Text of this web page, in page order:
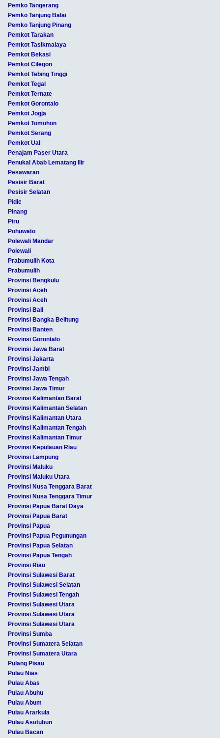
Pemko Tangerang
Pemko Tanjung Balai
Pemko Tanjung Pinang
Pemkot Tarakan
Pemkot Tasikmalaya
Pemkot Bekasi
Pemkot Cilegon
Pemkot Tebing Tinggi
Pemkot Tegal
Pemkot Ternate
Pemkot Gorontalo
Pemkot Jogja
Pemkot Tomohon
Pemkot Serang
Pemkot Ual
Penajam Paser Utara
Penukal Abab Lematang Ilir
Pesawaran
Pesisir Barat
Pesisir Selatan
Pidie
Pinang
Piru
Pohuwato
Polewali Mandar
Polewali
Prabumulih Kota
Prabumulih
Provinsi Bengkulu
Provinsi Aceh
Provinsi Aceh
Provinsi Bali
Provinsi Bangka Belitung
Provinsi Banten
Provinsi Gorontalo
Provinsi Jawa Barat
Provinsi Jakarta
Provinsi Jambi
Provinsi Jawa Tengah
Provinsi Jawa Timur
Provinsi Kalimantan Barat
Provinsi Kalimantan Selatan
Provinsi Kalimantan Utara
Provinsi Kalimantan Tengah
Provinsi Kalimantan Timur
Provinsi Kepulauan Riau
Provinsi Lampung
Provinsi Maluku
Provinsi Maluku Utara
Provinsi Nusa Tenggara Barat
Provinsi Nusa Tenggara Timur
Provinsi Papua Barat Daya
Provinsi Papua Barat
Provinsi Papua
Provinsi Papua Pegunungan
Provinsi Papua Selatan
Provinsi Papua Tengah
Provinsi Riau
Provinsi Sulawesi Barat
Provinsi Sulawesi Selatan
Provinsi Sulawesi Tengah
Provinsi Sulawesi Utara
Provinsi Sulawesi Utara
Provinsi Sulawesi Utara
Provinsi Sumba
Provinsi Sumatera Selatan
Provinsi Sumatera Utara
Pulang Pisau
Pulau Nias
Pulau Abas
Pulau Abuhu
Pulau Abum
Pulau Ararkula
Pulau Asutubun
Pulau Bacan